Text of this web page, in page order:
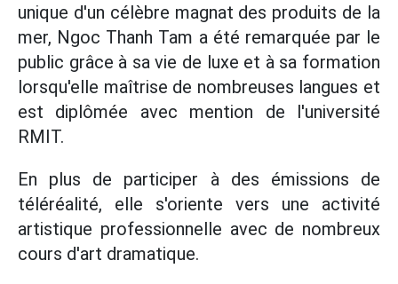
unique d'un célèbre magnat des produits de la
mer, Ngoc Thanh Tam a été remarquée par le
public grâce à sa vie de luxe et à sa formation
lorsqu'elle maîtrise de nombreuses langues et
est diplômée avec mention de l'université
RMIT.
En plus de participer à des émissions de
téléréalité, elle s'oriente vers une activité
artistique professionnelle avec de nombreux
cours d'art dramatique.